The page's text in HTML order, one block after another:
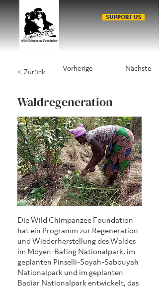
SUPPORT US
< Zurück Vorherige Nächste
Waldregeneration
Die Wild Chimpanzee Foundation
hat ein Programm zur Regeneration
und Wiederherstellung des Waldes
im Moyen-Bafing Nationalpark, im
geplanten Pinselli-Soyah-Sabouyah
Nationalpark und im geplanten
Badiar Nationalpark entwickelt, das